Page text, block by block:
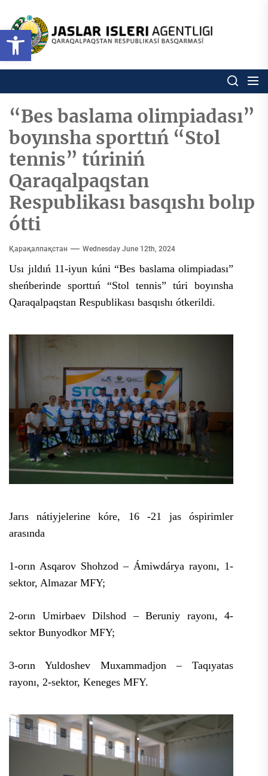
Open toolbar
content
Respublikası
basqarması
Ózbekstan jaslar isleri
“Bes baslama olimpiadası”
boyınsha sporttıń “Stol
tennis” túriniń
Qaraqalpaqstan
Respublikası basqıshı bolıp
ótti
Қарақалпақстан Wednesday June 12th, 2024
Usı jıldıń 11-iyun kúni “Bes baslama olimpiadası”
sheńberinde sporttıń “Stol tennis” túri boyınsha
Qaraqalpaqstan Respublikası basqıshı ótkerildi.
Jarıs nátiyjelerine kóre, 16 -21 jas óspirimler
arasında
1-orın Asqarov Shohzod – Ámiwdárya rayonı, 1-
sektor, Almazar MFY;
2-orın Umirbaev Dilshod – Beruniy rayonı, 4-
sektor Bunyodkor MFY;
3-orın Yuldoshev Muxammadjon – Taqıyatas
rayonı, 2-sektor, Keneges MFY.